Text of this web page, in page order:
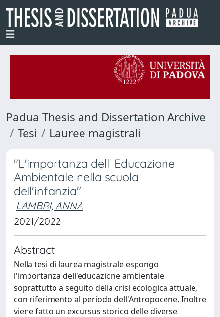
Padua Thesis and Dissertation Archive
Tesi
Lauree magistrali
"L'importanza dell' Educazione
Ambientale nella scuola
dell'infanzia"
LAMBRI, ANNA
2021/2022
Abstract
Nella tesi di laurea magistrale espongo
l'importanza dell'educazione ambientale
soprattutto a seguito della crisi ecologica attuale,
con riferimento al periodo dell'Antropocene. Inoltre
viene fatto un excursus storico delle diverse